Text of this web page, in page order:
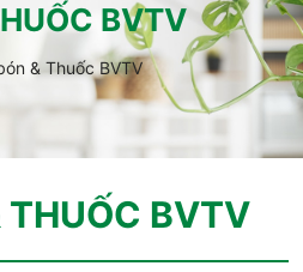
BVTV
& Thuốc BVTV
THUỐC BVTV